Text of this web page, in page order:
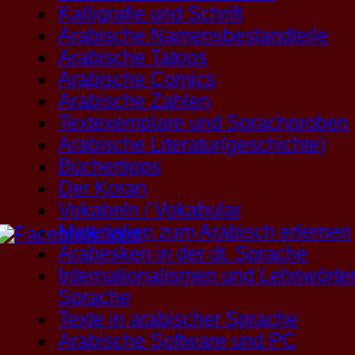
Kalligrafie und Schrift
Arabische Namensbestandteile
Arabische Tatoos
Arabische Comics
Arabische Zahlen
Textexemplare und Sprachproben
Arabische Literatur(geschichte)
Büchertipps
Der Koran
Vokabeln / Vokabular
Materialien zum Arabisch erlernen
Arabesken in der dt. Sprache
Internationalismen und
Sprache
Texte in arabischer Sprache
Arabische Software und PC